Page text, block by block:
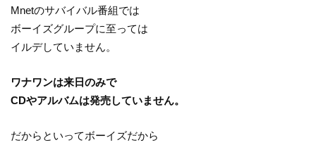
Mnetのサバイバル番組では
ボーイズグループに至っては
イルデしていません。
ワナワンは来日のみで
CDやアルバムは発売していません。
だからといってボーイズだから